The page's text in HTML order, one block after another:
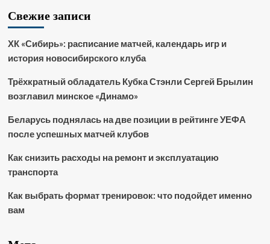
Свежие записи
ХК «Сибирь»: расписание матчей, календарь игр и
история новосибирского клуба
Трёхкратный обладатель Кубка Стэнли Сергей Брылин
возглавил минское «Динамо»
Беларусь поднялась на две позиции в рейтинге УЕФА
после успешных матчей клубов
Как снизить расходы на ремонт и эксплуатацию
транспорта
Как выбрать формат тренировок: что подойдет именно
вам